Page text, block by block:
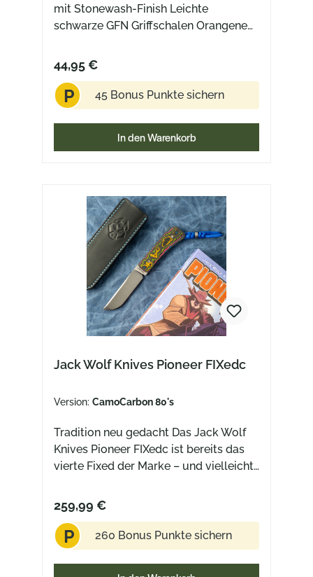
mit Stonewash-Finish Leichte
schwarze GFN Griffschalen Orangene
Crossbar Lock Kugelgelagerte Klinge
für einen geschmeidigen Lauf
44,95 €
P 45 Bonus Punkte sichern
In den Warenkorb
Jack Wolf Knives Pioneer FIXedc
Version: CamoCarbon 80's
Tradition neu gedacht Das Jack Wolf
Knives Pioneer FIXedc ist bereits das
vierte Fixed der Marke – und vielleicht
dahinter ist schnell erklärt: Nimm ein
klassisches Sodbuster aus der Frühzeit
der USA, streich die Slipjoint-Mechanik
– und mach daraus ein modernes Fixed
Blade für den Alltag. Genau diese
259,99 €
P 260 Bonus Punkte sichern